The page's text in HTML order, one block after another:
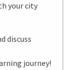
your city
discuss
journey!